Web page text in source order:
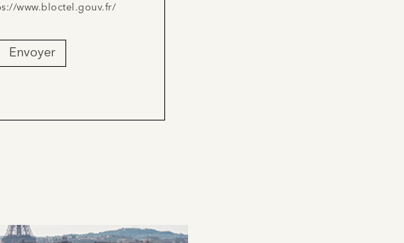
www.bloctel.gouv.fr/
Envoyer